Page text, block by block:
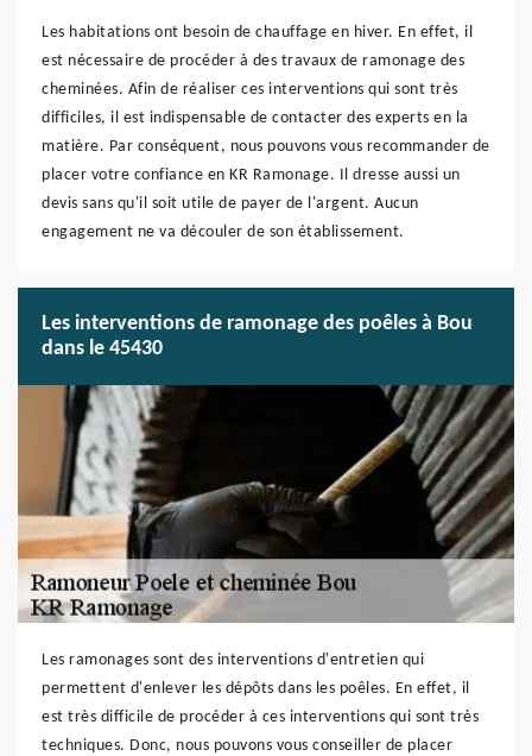
Les habitations ont besoin de chauffage en hiver. En effet, il
est nécessaire de procéder à des travaux de ramonage des
cheminées. Afin de réaliser ces interventions qui sont très
difficiles, il est indispensable de contacter des experts en la
matière. Par conséquent, nous pouvons vous recommander de
placer votre confiance en KR Ramonage. Il dresse aussi un
devis sans qu'il soit utile de payer de l'argent. Aucun
engagement ne va découler de son établissement.
Les interventions de ramonage des poêles à Bou
dans le 45430
Les ramonages sont des interventions d'entretien qui
permettent d'enlever les dépôts dans les poêles. En effet, il
est très difficile de procéder à ces interventions qui sont très
techniques. Donc, nous pouvons vous conseiller de placer